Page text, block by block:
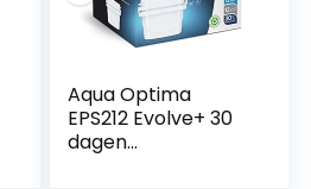
Aqua Optima
EPS212 Evolve+ 30
dagen